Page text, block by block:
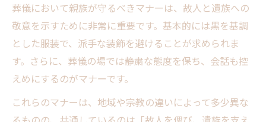
葬儀の種類別手順と豆知識のポイント
親族が知っておきたい葬儀流れ日程
親族ならではの葬式流れポイント総まとめ
親族目線での葬式流れ豆知識を総整理
葬儀豆知識で知る親族の役割ポイント
葬儀において親族が守るべきマナーは、故人と遺族への
敬意を示すために非常に重要です。基本的には黒を基調
とした服装で、派手な装飾を避けることが求められま
す。さらに、葬儀の場では静粛な態度を保ち、会話も控
えめにするのがマナーです。
これらのマナーは、地域や宗教の違いによって多少異な